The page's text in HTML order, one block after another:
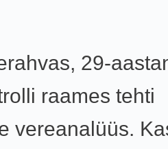
29-
raames tehti
vereanalüüs.